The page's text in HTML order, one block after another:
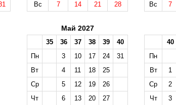
Вс
7 14 21 28
Вс
7
Май 2027
35 36 37 38 39
40
Пн
3 10 17 24
31
Вт
4 11 18
25
Ср
5 12 19
26
Чт
6 13 20 27
40
Пн
Вт
1
Ср
2
Чт
3